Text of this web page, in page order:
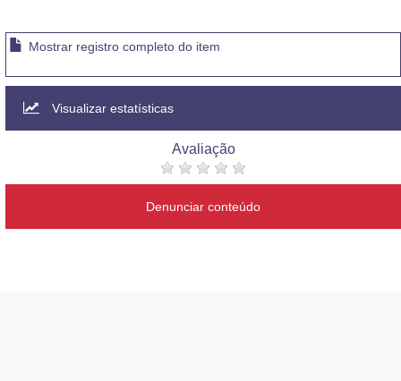
Mostrar registro completo do item
Visualizar estatísticas
Avaliação
Denunciar conteúdo